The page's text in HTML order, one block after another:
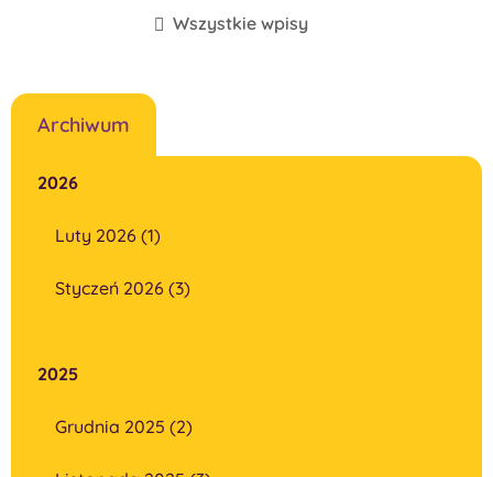
Wszystkie wpisy
Archiwum
2026
Luty 2026 (1)
Styczeń 2026 (3)
2025
Grudnia 2025 (2)